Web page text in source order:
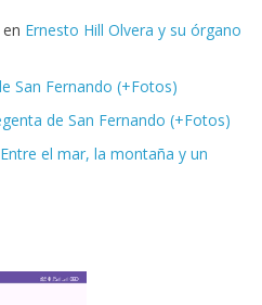
en Ernesto Hill Olvera y su órgano
San Fernando (+Fotos)
de San Fernando (+Fotos)
Entre el mar, la montaña y un